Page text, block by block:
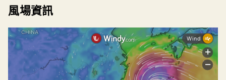
風場資訊